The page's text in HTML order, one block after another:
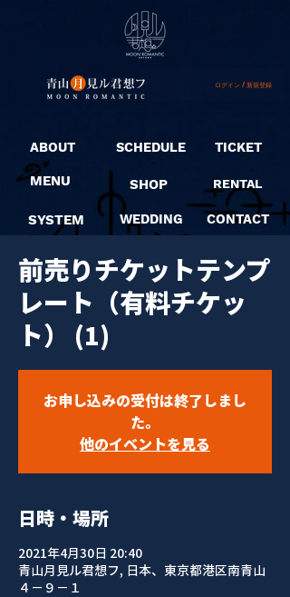
ログイン / 新規登録
ABOUT
MENU
SYSTEM
SCHEDULE
SHOP
WEDDING
TICKET
RENTAL
CONTACT
前売りチケットテンプ
レート（有料チケッ
ト） (1)
お申し込みの受付は終了しまし
た。
他のイベントを見る
日時・場所
2021年4月30日 20:40
青山月見ル君想フ, 日本、東京都港区南青山
４−９−１